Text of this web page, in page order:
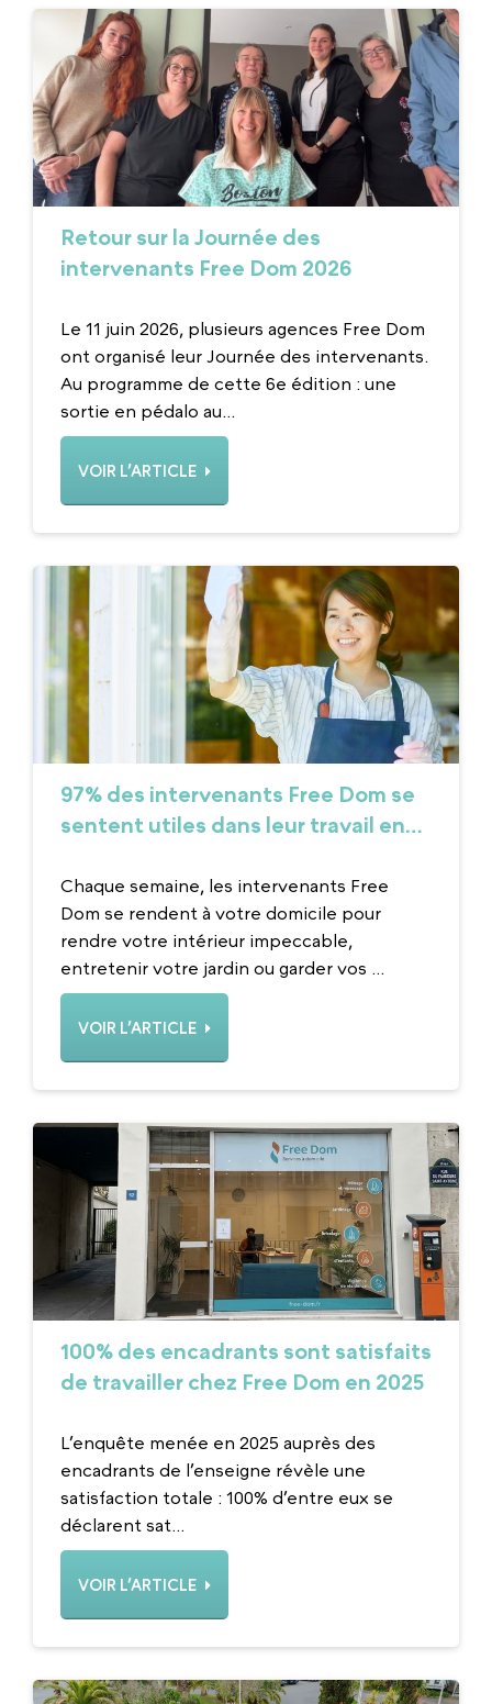
Retour sur la Journée des
intervenants Free Dom 2026
Le 11 juin 2026, plusieurs agences Free Dom
ont organisé leur Journée des intervenants.
Au programme de cette 6e édition : une
sortie en pédalo au...
VOIR L’ARTICLE
97% des intervenants Free Dom se
sentent utiles dans leur travail en
Chaque semaine, les intervenants Free
Dom se rendent à votre domicile pour
rendre votre intérieur impeccable,
entretenir votre jardin ou garder vos ...
VOIR L’ARTICLE
100% des encadrants sont satisfaits
de travailler chez Free Dom en 2025
L’enquête menée en 2025 auprès des
encadrants de l’enseigne révèle une
satisfaction totale : 100% d’entre eux se
déclarent sat...
VOIR L’ARTICLE